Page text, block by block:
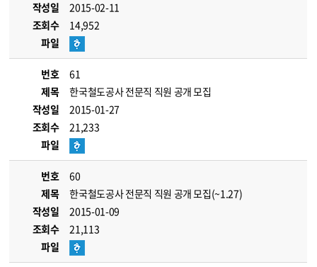
작성일
2015-02-11
조회수
14,952
파일
번호
61
제목
한국철도공사 전문직 직원 공개 모집
작성일
2015-01-27
조회수
21,233
파일
번호
60
제목
한국철도공사 전문직 직원 공개 모집(~1.27)
작성일
2015-01-09
조회수
21,113
파일